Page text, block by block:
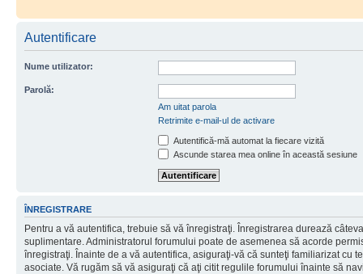
Autentificare
Nume utilizator:
Parolă:
Am uitat parola
Retrimite e-mail-ul de activare
Autentifică-mă automat la fiecare vizită
Ascunde starea mea online în această sesiune
ÎNREGISTRARE
Pentru a vă autentifica, trebuie să vă înregistraţi. Înregistrarea durează
suplimentare. Administratorul forumului poate de asemenea să acorde
înregistraţi. Înainte de a vă autentifica, asiguraţi-vă că sunteţi familiarizat cu
asociate. Vă rugăm să vă asiguraţi că aţi citit regulile forumului înainte să